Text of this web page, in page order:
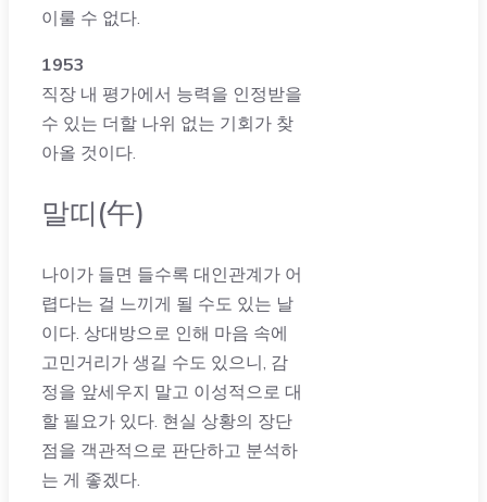
이룰 수 없다.
1953
직장 내 평가에서 능력을 인정받을
수 있는 더할 나위 없는 기회가 찾
아올 것이다.
말띠(午)
나이가 들면 들수록 대인관계가 어
렵다는 걸 느끼게 될 수도 있는 날
이다. 상대방으로 인해 마음 속에
고민거리가 생길 수도 있으니, 감
정을 앞세우지 말고 이성적으로 대
할 필요가 있다. 현실 상황의 장단
점을 객관적으로 판단하고 분석하
는 게 좋겠다.